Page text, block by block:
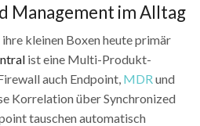
Management im Alltag
kleinen Boxen heute primär
ist eine Multi-Produkt-
auch Endpoint, MDR und
Korrelation über Synchronized
tauschen automatisch